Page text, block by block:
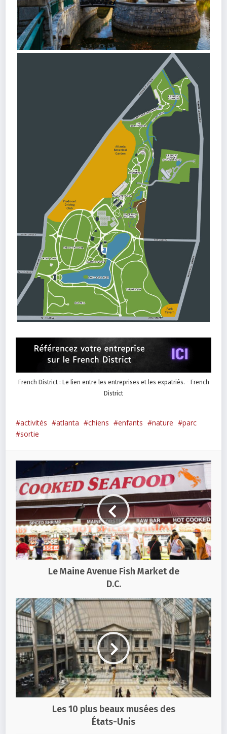
French District : Le lien entre les entreprises et les expatriés. - French
District
activités atlanta chiens enfants nature
parc
sortie
Le Maine Avenue Fish Market de
D.C.
Les 10 plus beaux musées des
États-Unis